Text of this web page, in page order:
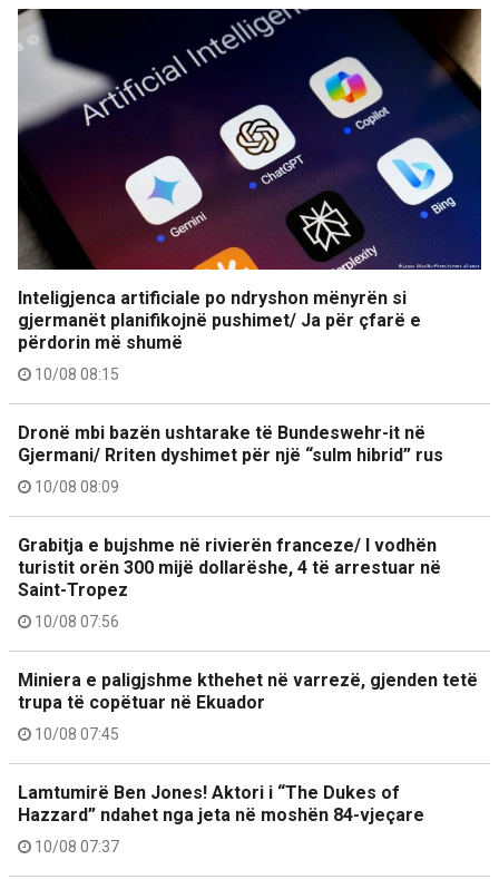
Inteligjenca artificiale po ndryshon mënyrën si
gjermanët planifikojnë pushimet/ Ja për çfarë e
përdorin më shumë
10/08 08:15
Dronë mbi bazën ushtarake të Bundeswehr-it në
Gjermani/ Rriten dyshimet për një “sulm hibrid” rus
10/08 08:09
Grabitja e bujshme në rivierën franceze/ I vodhën
turistit orën 300 mijë dollarëshe, 4 të arrestuar në
Saint-Tropez
10/08 07:56
Miniera e paligjshme kthehet në varrezë, gjenden tetë
trupa të copëtuar në Ekuador
10/08 07:45
Lamtumirë Ben Jones! Aktori i “The Dukes of
Hazzard” ndahet nga jeta në moshën 84-vjeçare
10/08 07:37